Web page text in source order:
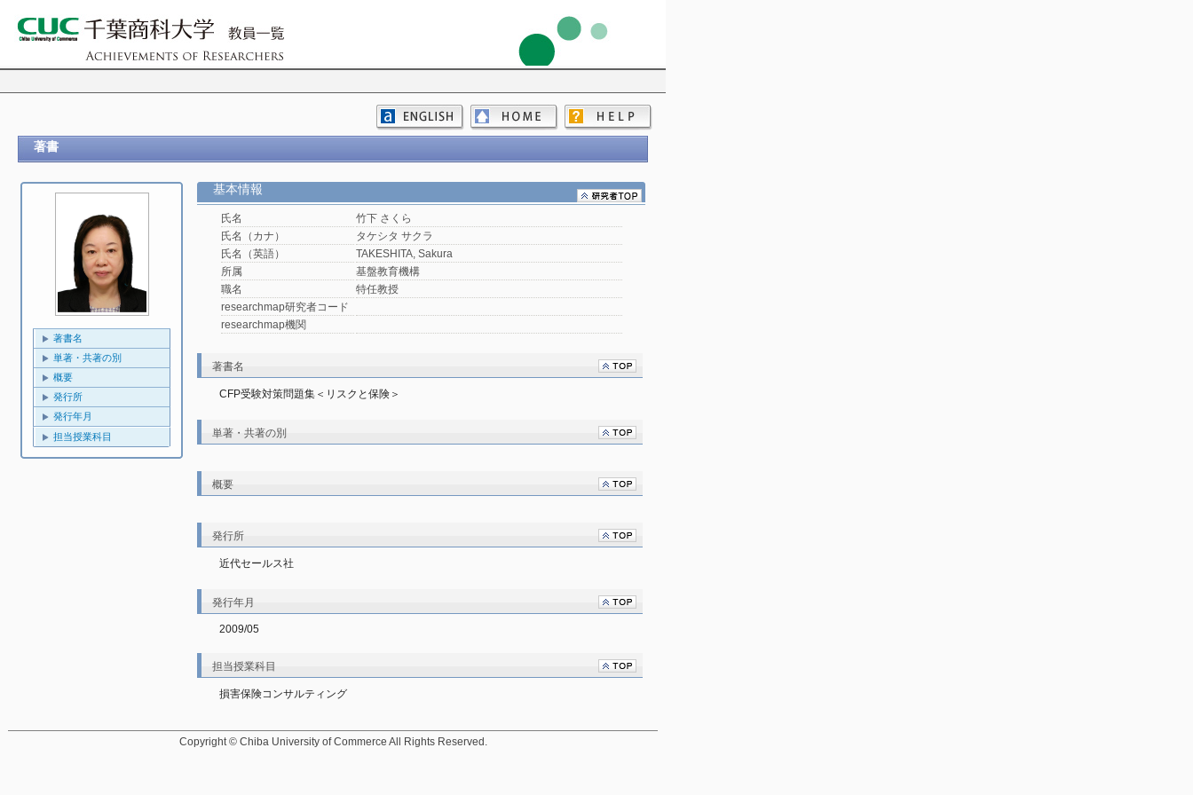
著書
著書名
単著・共著の別
概要
発行所
発行年月
担当授業科目
基本情報
氏名
竹下 さくら
氏名（カナ）
タケシタ サクラ
氏名（英語）
TAKESHITA, Sakura
所属
基盤教育機構
職名
特任教授
researchmap研究者コード
researchmap機関
著書名
CFP受験対策問題集＜リスクと保険＞
単著・共著の別
概要
発行所
近代セールス社
発行年月
2009/05
担当授業科目
損害保険コンサルティング